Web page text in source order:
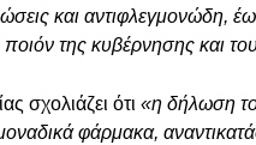
και αντιφλεγμονώδη,
ποιόν της κυβέρνησης και
σχολιάζει ότι «η δήλωση
φάρμακα,